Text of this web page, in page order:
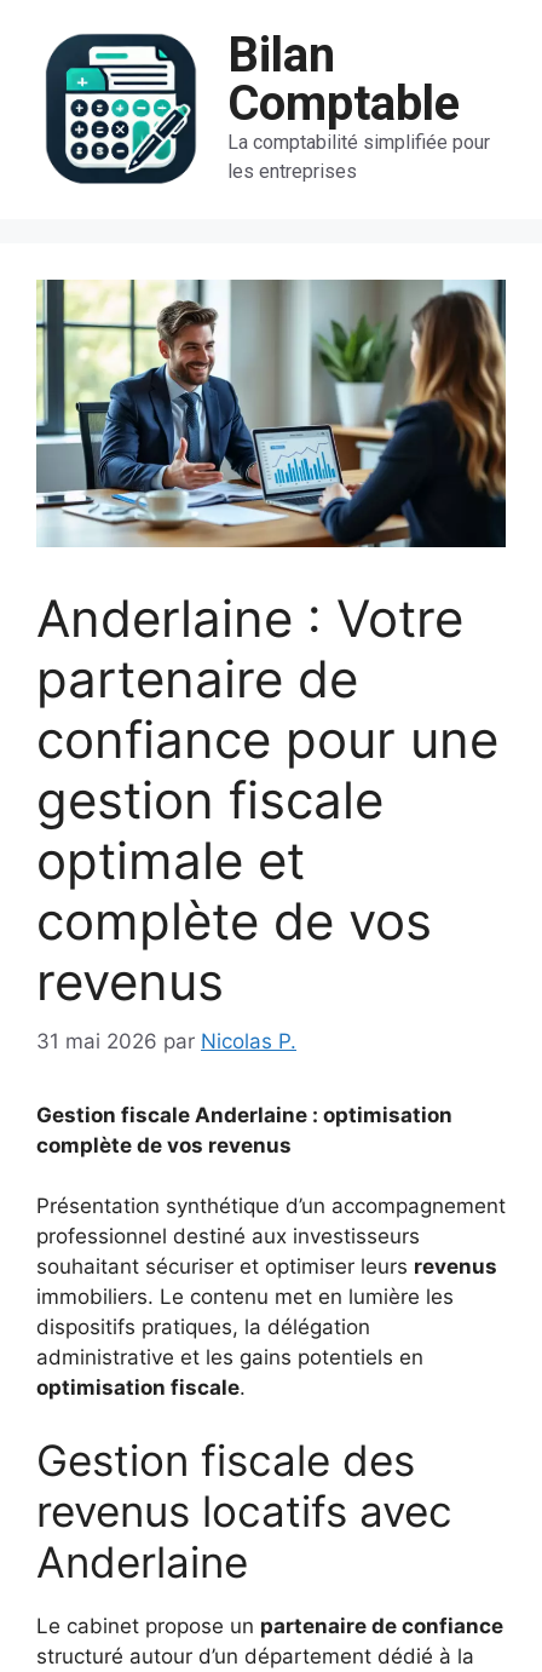
contenu
Bilan
Comptable
La comptabilité simplifiée pour
les entreprises
Anderlaine : Votre
partenaire de
confiance pour une
gestion fiscale
optimale et
complète de vos
revenus
31 mai 2026 par Nicolas P.
Gestion fiscale Anderlaine : optimisation
complète de vos revenus
Présentation synthétique d’un accompagnement
professionnel destiné aux investisseurs
souhaitant sécuriser et optimiser leurs revenus
immobiliers. Le contenu met en lumière les
dispositifs pratiques, la délégation
administrative et les gains potentiels en
optimisation fiscale.
Gestion fiscale des
revenus locatifs avec
Anderlaine
Le cabinet propose un partenaire de confiance
structuré autour d’un département dédié à la